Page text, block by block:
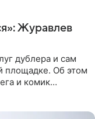
Журавлев
дублера и сам
площадке. Об этом
и комик